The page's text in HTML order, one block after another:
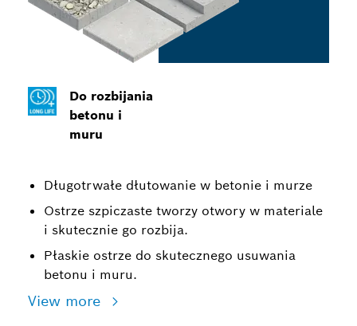
Do rozbijania
betonu i
muru
Długotrwałe dłutowanie w betonie i murze
Ostrze szpiczaste tworzy otwory w materiale
i skutecznie go rozbija.
Płaskie ostrze do skutecznego usuwania
betonu i muru.
View more